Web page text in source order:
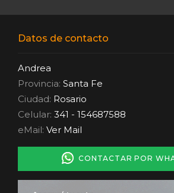
Datos de contacto
Andrea
Provincia: Santa Fe
Ciudad: Rosario
Celular: 341 - 154687588
eMail: Ver Mail
CONTACTAR POR